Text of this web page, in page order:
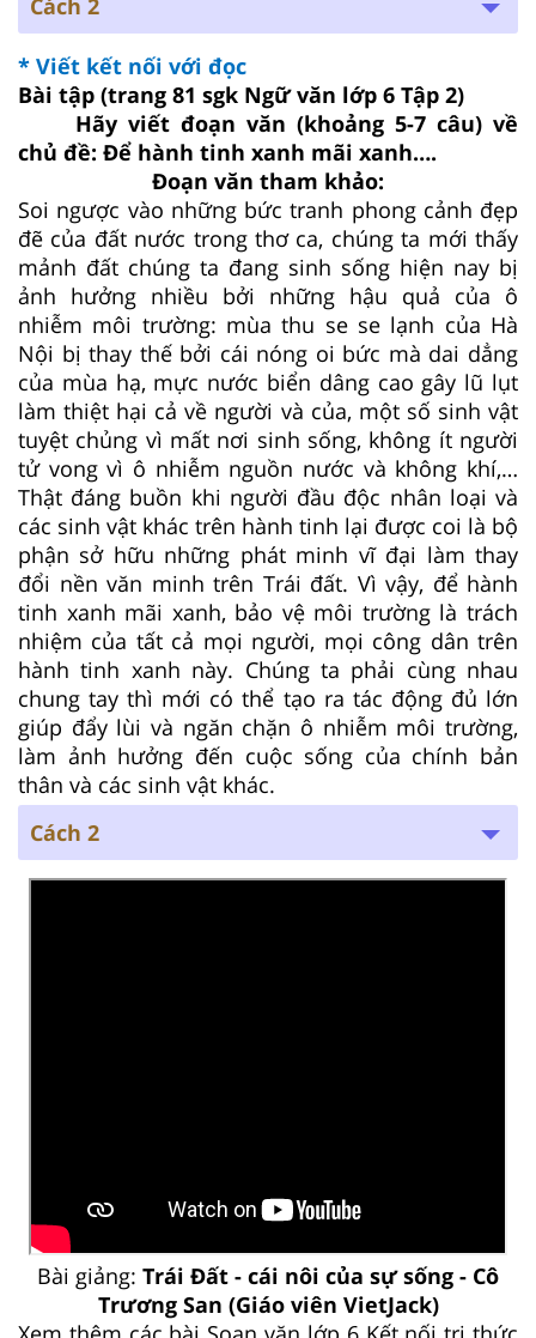
* Viết kết nối với đọc
Bài tập (trang 81 sgk Ngữ văn lớp 6 Tập 2)
Hãy viết đoạn văn (khoảng 5-7 câu) về
chủ đề: Để hành tinh xanh mãi xanh….
Đoạn văn tham khảo:
Soi ngược vào những bức tranh phong cảnh đẹp
đẽ của đất nước trong thơ ca, chúng ta mới thấy
mảnh đất chúng ta đang sinh sống hiện nay bị
ảnh hưởng nhiều bởi những hậu quả của ô
nhiễm môi trường: mùa thu se se lạnh của Hà
Nội bị thay thế bởi cái nóng oi bức mà dai dẳng
của mùa hạ, mực nước biển dâng cao gây lũ lụt
làm thiệt hại cả về người và của, một số sinh vật
tuyệt chủng vì mất nơi sinh sống, không ít người
tử vong vì ô nhiễm nguồn nước và không khí,…
Thật đáng buồn khi người đầu độc nhân loại và
các sinh vật khác trên hành tinh lại được coi là bộ
phận sở hữu những phát minh vĩ đại làm thay
đổi nền văn minh trên Trái đất. Vì vậy, để hành
tinh xanh mãi xanh, bảo vệ môi trường là trách
nhiệm của tất cả mọi người, mọi công dân trên
hành tinh xanh này. Chúng ta phải cùng nhau
chung tay thì mới có thể tạo ra tác động đủ lớn
giúp đẩy lùi và ngăn chặn ô nhiễm môi trường,
làm ảnh hưởng đến cuộc sống của chính bản
thân và các sinh vật khác.
Cách 2
Bài giảng: Trái Đất - cái nôi của sự sống - Cô
Trương San (Giáo viên VietJack)